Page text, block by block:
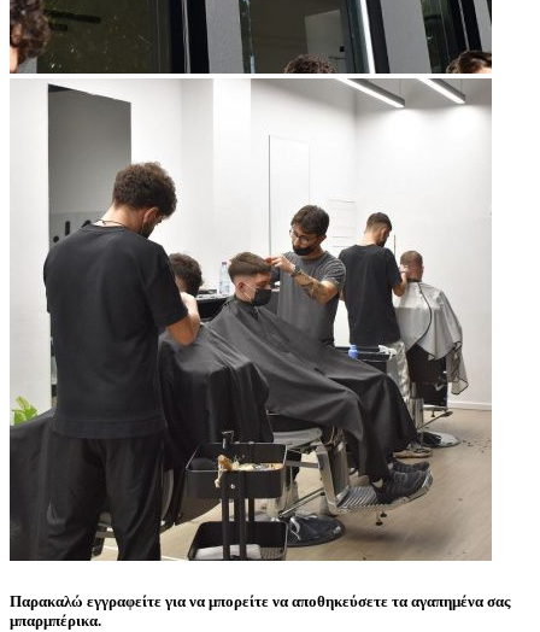
Παρακαλώ εγγραφείτε για να μπορείτε να αποθηκεύσετε τα αγαπημένα σας
μπαρμπέρικα.